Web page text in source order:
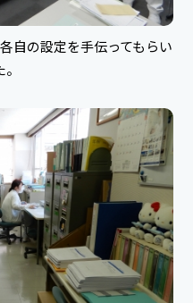
自の設定を手伝ってもらい